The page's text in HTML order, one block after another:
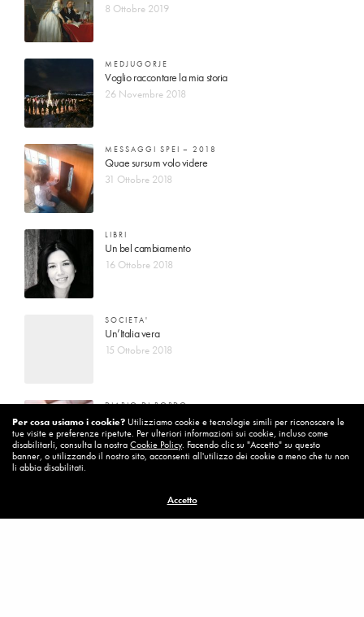
8 Ottobre 2019
MEDJUGORJE
Voglio raccontare la mia storia
26 Novembre 2018
MESSAGGI SPEI – 2018
Quae sursum volo videre
31 Ottobre 2018
LIBRI
Un bel cambiamento
16 Ottobre 2018
SOCIETA'
Un’Italia vera
15 Ottobre 2018
DIARIO DI BORDO
La vita vince sempre
8 Ottobre 2018
Per cambiare ci vuole coraggio
8 Ottobre 2018
Per cosa usiamo i cookie? Utilizziamo cookie e tecnologie simili per riconoscere le
tue visite e preferenze ripetute. Per ulteriori informazioni sui cookie, incluso come
disabilitarli, consulta la nostraCookie Policy. Facendo clic su "Accetto" su questo
banner, o utilizzando il nostro sito, acconsenti all'utilizzo dei cookie a meno che tu non
li abbia disabilitati.
Accetto